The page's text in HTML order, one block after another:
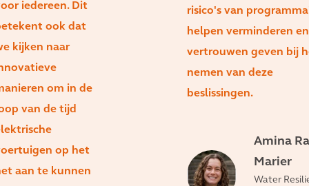
iedereen. Dit
ook dat
kijken naar
om in de
van de tijd
op het
aan te kunnen
risico's van
helpen verminderen en
vertrouwen geven bij
nemen van deze
beslissingen.
Amina
Marier
Water